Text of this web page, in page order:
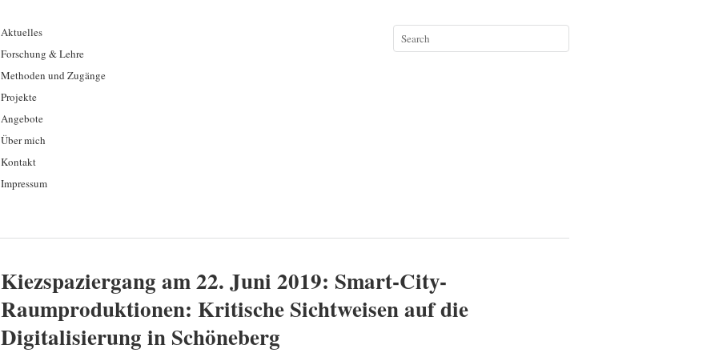
Aktuelles
Forschung & Lehre
Methoden und Zugänge
Projekte
Angebote
Über mich
Kontakt
Impressum
Kiezspaziergang am 22. Juni 2019: Smart-City-
Raumproduktionen: Kritische Sichtweisen auf die
Digitalisierung in Schöneberg